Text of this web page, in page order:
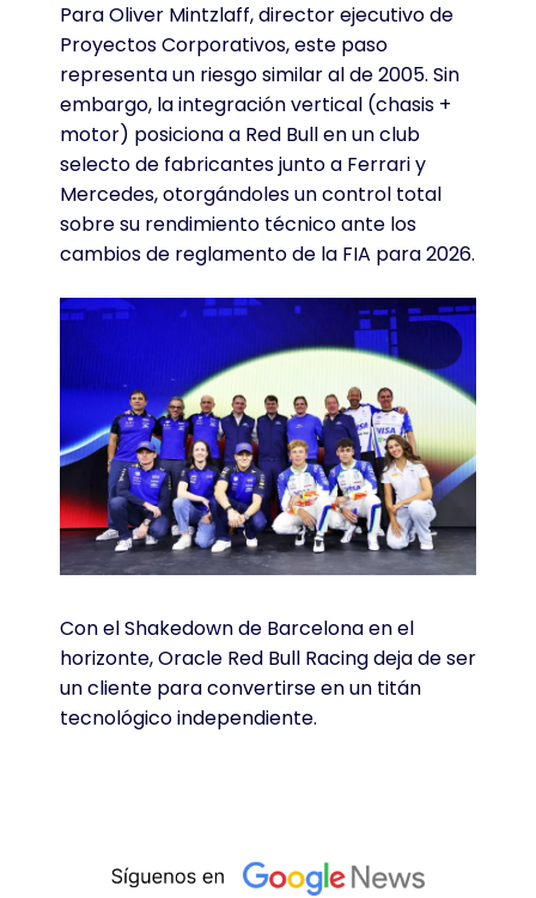
Para Oliver Mintzlaff, director ejecutivo de
Proyectos Corporativos, este paso
representa un riesgo similar al de 2005. Sin
embargo, la integración vertical (chasis +
motor) posiciona a Red Bull en un club
selecto de fabricantes junto a Ferrari y
Mercedes, otorgándoles un control total
sobre su rendimiento técnico ante los
cambios de reglamento de la FIA para 2026.
Con el Shakedown de Barcelona en el
horizonte, Oracle Red Bull Racing deja de ser
un cliente para convertirse en un titán
tecnológico independiente.